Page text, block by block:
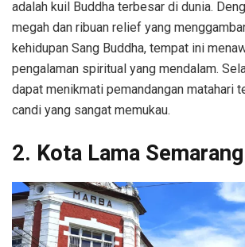
adalah kuil Buddha terbesar di dunia.
megah dan ribuan relief yang
kehidupan Sang Buddha, tempat ini
pengalaman spiritual yang mendalam.
dapat menikmati pemandangan matahari
candi yang sangat memukau.
2. Kota Lama Semarang